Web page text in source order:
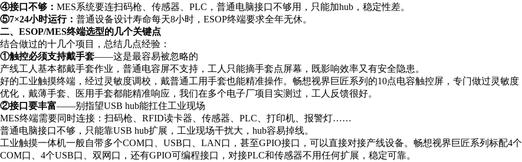
④接口不够： MES系统要连扫码枪、传感器、PLC，普通电脑接口不够用，只能加hub，稳定性差。
⑤7×24小时运行： 普通设备设计寿命每天8小时，ESOP终端要求全年无休。
二、ESOP/MES终端选型的几个关键点
结合做过的十几个项目，总结几点经验：
①触控必须支持戴手套——这是最容易被忽略的
产线工人基本都戴手套作业，普通电容屏不支持，工人只能摘手套点屏幕，既影响效率又有安全隐患。
好的工业触摸终端，经过灵敏度调校，戴普通工用手套也能精准操作。畅想视界巨匠系列的10点电容触控屏，专门做过灵敏度
优化，戴薄手套、医用手套都能精准响应，我们在多个电子厂项目实测过，工人反馈很好。
②接口要丰富——别指望USB hub能扛住工业现场
MES终端需要同时连接：扫码枪、RFID读卡器、传感器、PLC、打印机、报警灯……
普通电脑接口不够，只能靠USB hub扩展，工业现场干扰大，hub容易掉线。
工业触摸一体机一般自带多个COM口、USB口、LAN口，甚至GPIO接口，可以直接对接产线设备。畅想视界巨匠系列标配4个
COM口、4个USB口、双网口，还有GPIO可编程接口，对接PLC和传感器不用任何扩展，稳定可靠。